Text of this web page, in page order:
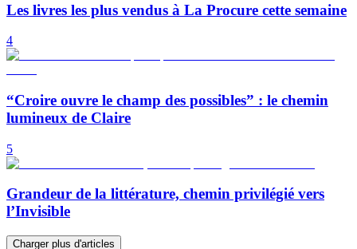
Les livres les plus vendus à La Procure cette semaine
4
“Croire ouvre le champ des possibles” : le chemin
lumineux de Claire
5
Grandeur de la littérature, chemin privilégié vers
l’Invisible
Charger plus d'articles